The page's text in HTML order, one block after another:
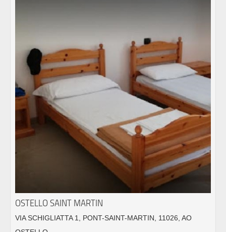
OSTELLO SAINT MARTIN
VIA SCHIGLIATTA 1, PONT-SAINT-MARTIN, 11026, AO